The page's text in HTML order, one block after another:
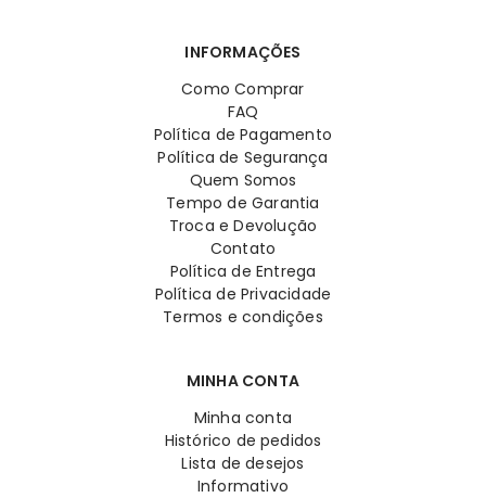
INFORMAÇÕES
Como Comprar
FAQ
Política de Pagamento
Política de Segurança
Quem Somos
Tempo de Garantia
Troca e Devolução
Contato
Política de Entrega
Política de Privacidade
Termos e condições
MINHA CONTA
Minha conta
Histórico de pedidos
Lista de desejos
Informativo